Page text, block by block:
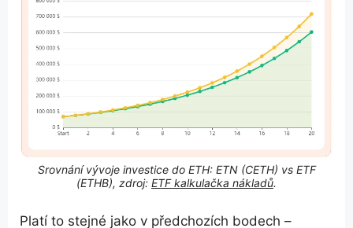
Srovnání vývoje investice do ETH: ETN (CETH) vs ETF
(ETHB), zdroj: ETF kalkulačka nákladů.
Platí to stejné jako v předchozích bodech –